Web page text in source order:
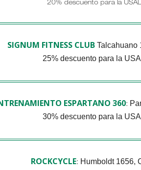
20% descuento para la
SIGNUM FITNESS CLUB Talcahuano
25% descuento para la
ESPARTANO 360:
30% descuento para la
ROCKCYCLE: Humboldt 1656,